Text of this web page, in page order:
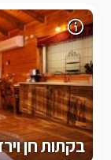
בקתות חן